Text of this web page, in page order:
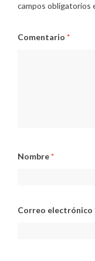
campos obligatorios
Comentario *
Nombre*
Correo electrónico